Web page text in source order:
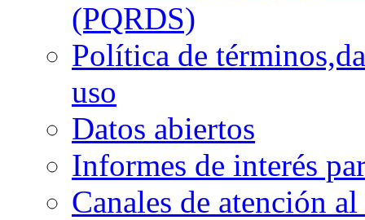
(PQRDS)
Política de
uso
Datos abiertos
Informes de interés
Canales de atención